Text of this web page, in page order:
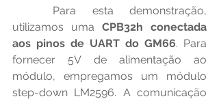
utilizamos uma CPB32h conectada
aos pinos de UART do GM66. Para
fornecer 5V de alimentação ao
módulo, empregamos um módulo
step-down LM2596. A comunicação